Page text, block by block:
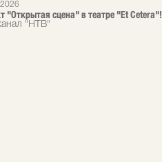
"Открытая сцена" в театре "Et Cetera"!
"НТВ"